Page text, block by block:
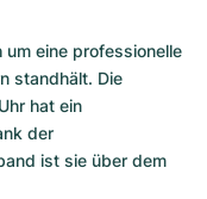
eine professionelle
standhält. Die
hat ein
der
ist sie über dem